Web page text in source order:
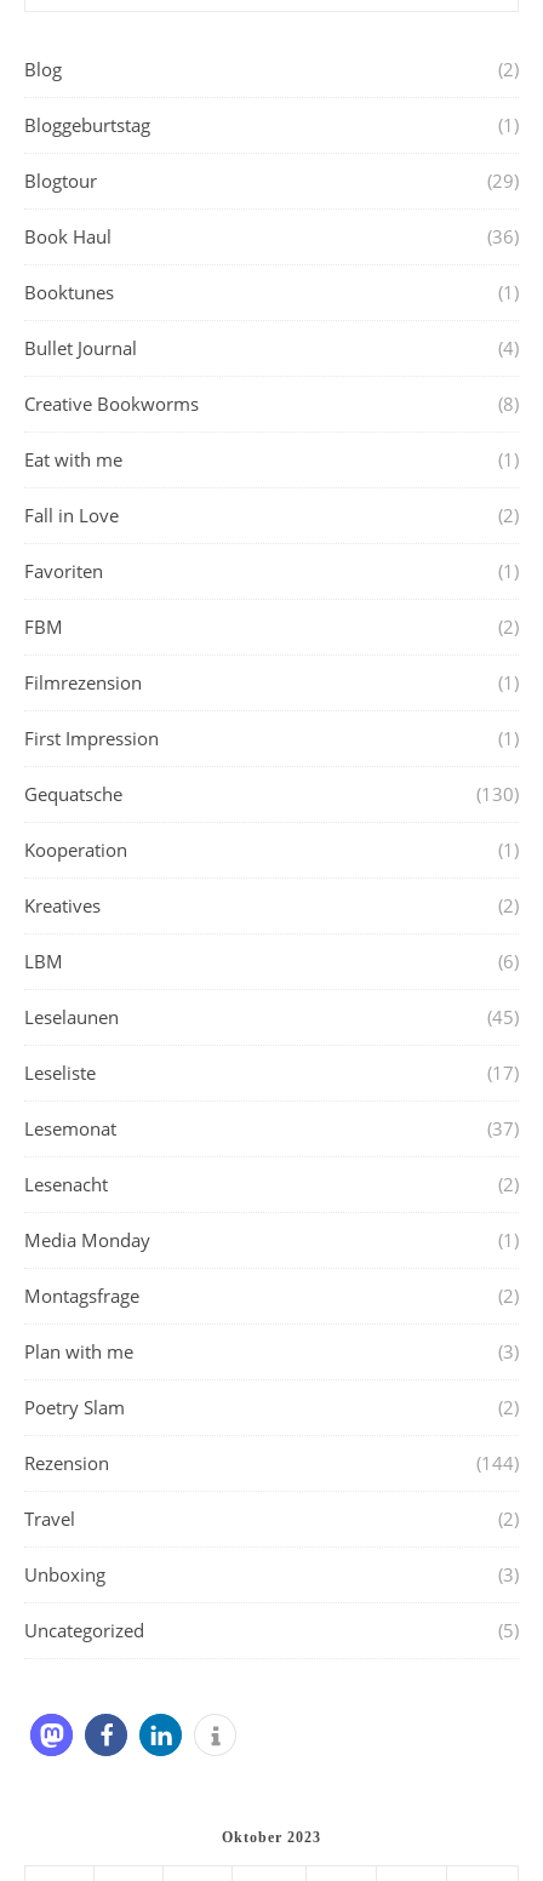
Blog (2)
Bloggeburtstag (1)
Blogtour (29)
Book Haul (36)
Booktunes (1)
Bullet Journal (4)
Creative Bookworms (8)
Eat with me (1)
Fall in Love (2)
Favoriten (1)
FBM (2)
Filmrezension (1)
First Impression (1)
Gequatsche (130)
Kooperation (1)
Kreatives (2)
LBM (6)
Leselaunen (45)
Leseliste (17)
Lesemonat (37)
Lesenacht (2)
Media Monday (1)
Montagsfrage (2)
Plan with me (3)
Poetry Slam (2)
Rezension (144)
Travel (2)
Unboxing (3)
Uncategorized (5)
Oktober 2023